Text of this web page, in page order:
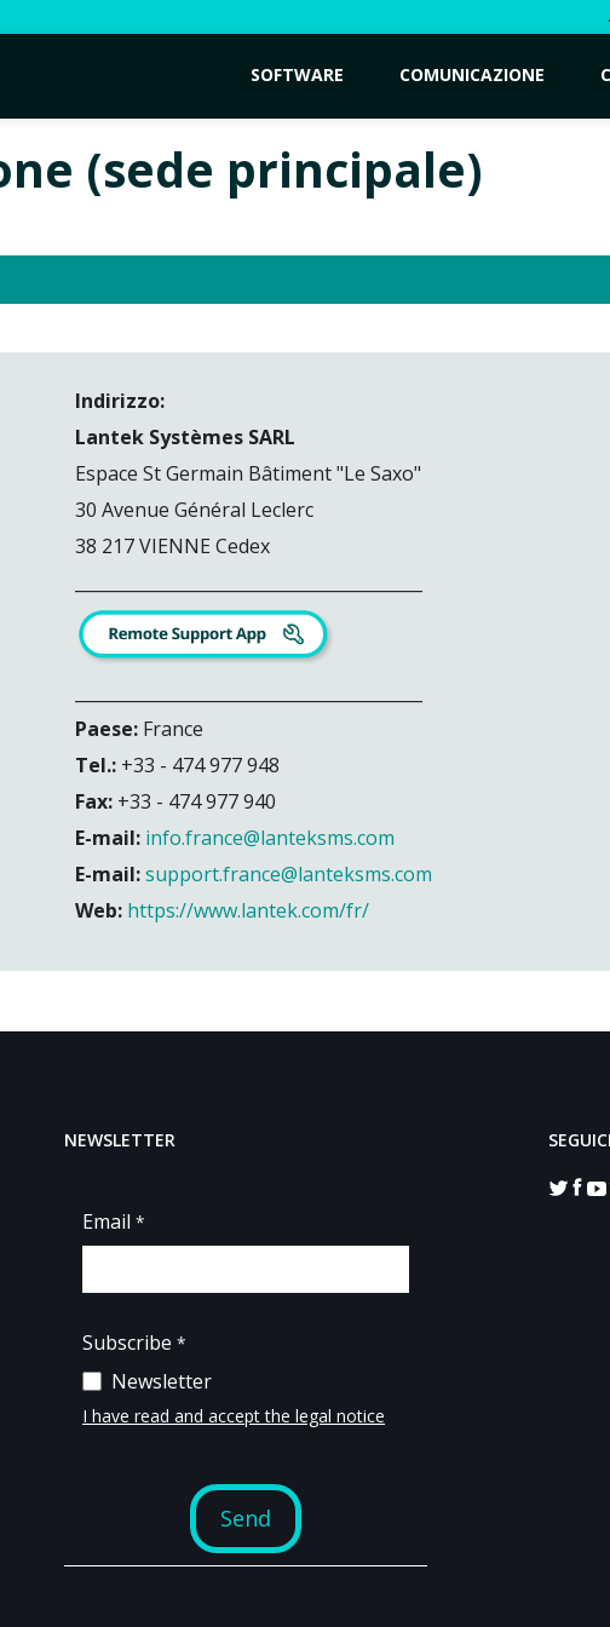
SOFTWARE COMUNICAZIONE
(sede principale)
Indirizzo:
Lantek Systèmes SARL
Espace St Germain Bâtiment "Le Saxo"
30 Avenue Général Leclerc
38 217 VIENNE Cedex
Paese: France
Tel.: +33 - 474 977 948
Fax: +33 - 474 977 940
E-mail: info.france@lanteksms.com
E-mail:support.france@lanteksms.com
Web: https://www.lantek.com/fr/
NEWSLETTER SEGUICI